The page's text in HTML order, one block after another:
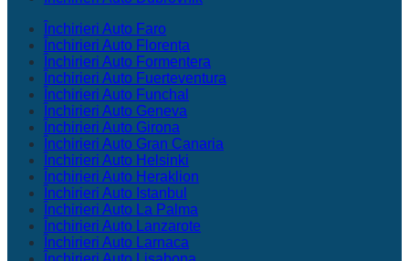
Închirieri Auto Faro
Închirieri Auto Florența
Închirieri Auto Formentera
Închirieri Auto Fuerteventura
Închirieri Auto Funchal
Închirieri Auto Geneva
Închirieri Auto Girona
Închirieri Auto Gran Canaria
Închirieri Auto Helsinki
Închirieri Auto Heraklion
Închirieri Auto Istanbul
Închirieri Auto La Palma
Închirieri Auto Lanzarote
Închirieri Auto Larnaca